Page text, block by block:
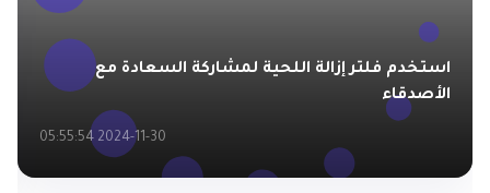
استخدم فلتر إزالة اللحية لمشاركة السعادة مع
الأصدقاء
2024-11-30 05:55:54